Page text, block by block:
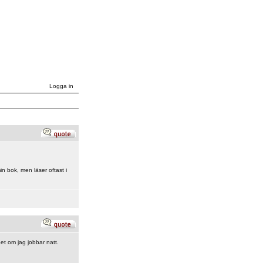
Logga in
bok, men läser oftast i
om jag jobbar natt.